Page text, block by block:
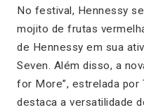
No festival, Hennessy
mojito de frutas
de Hennessy em sua
Seven. Além disso, a
for More”, estrelada por
destaca a versatilidade